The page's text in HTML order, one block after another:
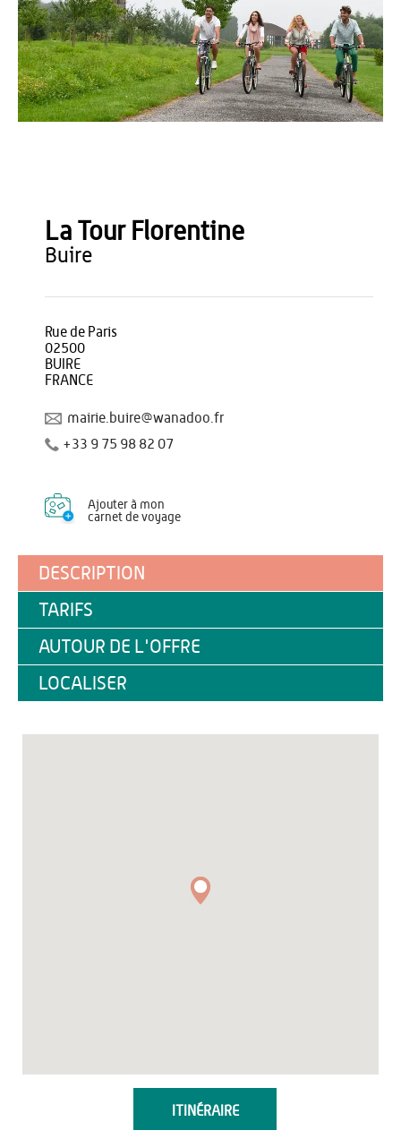
La Tour Florentine
buire
Rue de Paris
02500
BUIRE
FRANCE
mairie.buire@wanadoo.fr
+33 9 75 98 82 07
Ajouter à mon
carnet de voyage
DESCRIPTION
TARIFS
AUTOUR DE L'OFFRE
LOCALISER
ITINÉRAIRE